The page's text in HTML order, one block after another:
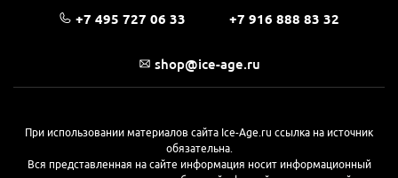
+7 495 727 06 33 +7 916 888 83 32
shop@ice-age.ru
При использовании материалов сайта Ice-Age.ru ссылка на источник
обязательна.
Вся представленная на сайте информация носит информационный